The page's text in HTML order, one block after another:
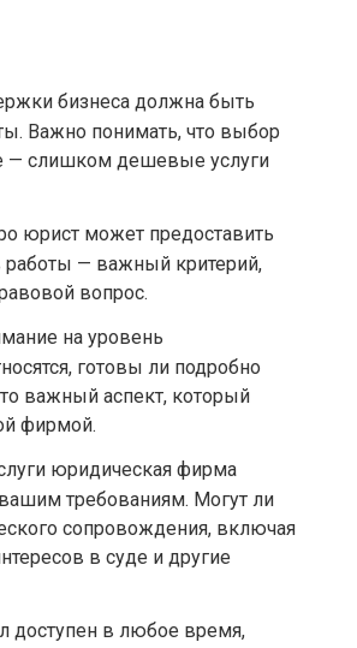
бизнеса должна быть
Важно понимать, что выбор
— слишком дешевые услуги
юрист может предоставить
работы — важный критерий,
вопрос.
на уровень
готовы ли подробно
важный аспект, который
фирмой.
юридическая фирма
требованиям. Могут ли
сопровождения, включая
в суде и другие
доступен в любое время,